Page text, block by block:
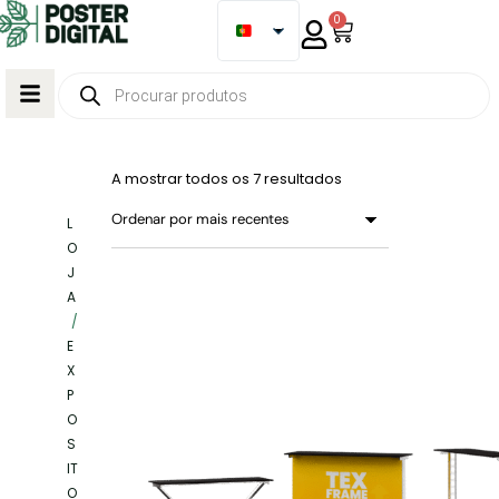
0
L
O
J
A
/
E
X
P
O
S
IT
O
A mostrar todos os 7 resultados